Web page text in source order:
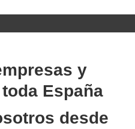
y
España
desde